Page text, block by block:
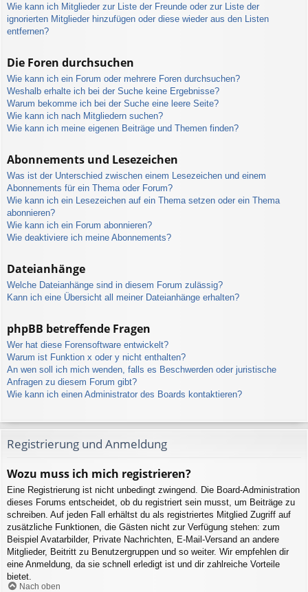
Wie kann ich Mitglieder zur Liste der Freunde oder zur Liste der
ignorierten Mitglieder hinzufügen oder diese wieder aus den Listen
entfernen?
Die Foren durchsuchen
Wie kann ich ein Forum oder mehrere Foren durchsuchen?
Weshalb erhalte ich bei der Suche keine Ergebnisse?
Warum bekomme ich bei der Suche eine leere Seite?
Wie kann ich nach Mitgliedern suchen?
Wie kann ich meine eigenen Beiträge und Themen finden?
Abonnements und Lesezeichen
Was ist der Unterschied zwischen einem Lesezeichen und einem
Abonnements für ein Thema oder Forum?
Wie kann ich ein Lesezeichen auf ein Thema setzen oder ein Thema
abonnieren?
Wie kann ich ein Forum abonnieren?
Wie deaktiviere ich meine Abonnements?
Dateianhänge
Welche Dateianhänge sind in diesem Forum zulässig?
Kann ich eine Übersicht all meiner Dateianhänge erhalten?
phpBB betreffende Fragen
Wer hat diese Forensoftware entwickelt?
Warum ist Funktion x oder y nicht enthalten?
An wen soll ich mich wenden, falls es Beschwerden oder juristische
Anfragen zu diesem Forum gibt?
Wie kann ich einen Administrator des Boards kontaktieren?
Registrierung und Anmeldung
Wozu muss ich mich registrieren?
Eine Registrierung ist nicht unbedingt zwingend. Die Board-Administration
dieses Forums entscheidet, ob du registriert sein musst, um Beiträge zu
schreiben. Auf jeden Fall erhältst du als registriertes Mitglied Zugriff auf
zusätzliche Funktionen, die Gästen nicht zur Verfügung stehen: zum
Beispiel Avatarbilder, Private Nachrichten, E-Mail-Versand an andere
Mitglieder, Beitritt zu Benutzergruppen und so weiter. Wir empfehlen dir
eine Anmeldung, da sie schnell erledigt ist und dir zahlreiche Vorteile
bietet.
Nach oben